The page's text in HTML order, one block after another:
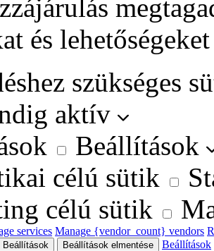
és
szükséges
aktív
Beállítások
célú sütik
célú sütik
services Manage {vendor_count} vendors
Beállítások Beállítások elmentése
Beállítások